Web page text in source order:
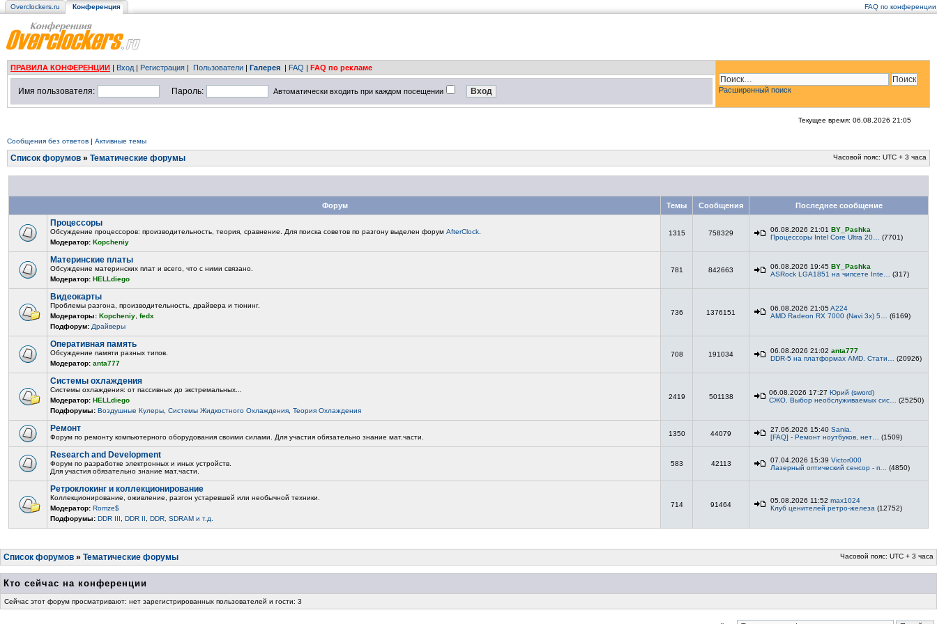
Overclockers.ru Конференция FAQ по конференции
ПРАВИЛА КОНФЕРЕНЦИИ | Вход | Регистрация | Пользователи | Галерея | FAQ | FAQ по рекламе
Расширенный поиск
Имя пользователя: Пароль: Автоматически входить при каждом посещении
Текущее время: 06.08.2026 21:05
Сообщения без ответов | Активные темы
Список форумов » Тематические форумы Часовой пояс: UTC + 3 часа
Форум Темы Сообщения Последнее сообщение
Процессоры
Обсуждение процессоров: производительность, теория, сравнение. Для поиска советов по разгону выделен форум AfterClock
Модератор: Kopcheniy
1315 758329 06.08.2026 21:01 BY_Pashka
Процессоры Intel Core Ultra 20…
(7701)
Материнские платы
Обсуждение материнских плат и всего, что с ними связано.
Модератор: HELLdiego
781 842663 06.08.2026 19:45 BY_Pashka
ASRock LGA1851 на чипсете Inte…
(317)
Видеокарты
Проблемы разгона, производительность, драйвера и тюнинг.
Модераторы: Kopcheniy fedx
Подфорум: Драйверы
736 1376151
06.08.2026 21:05 A224
AMD Radeon RX 7000 (Navi 3x) 5…
(6169)
Оперативная память
Обсуждение памяти разных типов.
Модератор: anta777
708 191034 06.08.2026 21:02 anta777
DDR-5 на платформах AMD. Стати…
(20926)
Системы охлаждения
Системы охлаждения: от пассивных до экстремальных...
Модератор: HELLdiego
Подфорумы: Воздушные Кулеры Системы Жидкостного Охлаждения Теория Охлаждения
2419 501138
06.08.2026 17:27 Юрий (sword)
СЖО. Выбор необслуживаемых сис…
(25250)
Ремонт
Форум по ремонту компьютерного оборудования своими силами. Для участия обязательно знание мат.части. 1350 44079
27.06.2026 15:40 Sania.
[FAQ] - Ремонт ноутбуков, нет…
(1509)
Research and Development
Форум по разработке электронных и иных устройств.
Для участия обязательно знание мат.части.
583 42113 07.04.2026 15:39 Victor000
Лазерный оптический сенсор - п…
(4850)
Ретроклокинг и коллекционирование
Коллекционирование, оживление, разгон устаревшей или необычной техники.
Модератор: Romze$
Подфорумы: DDR III DDR II DDR, SDRAM и т.д.
714 91464
05.08.2026 11:52 max1024
Клуб ценителей ретро-железа (12752)
Список форумов » Тематические форумы Часовой пояс: UTC + 3 часа
Кто сейчас на конференции
Сейчас этот форум просматривают: нет зарегистрированных пользователей и гости: 3